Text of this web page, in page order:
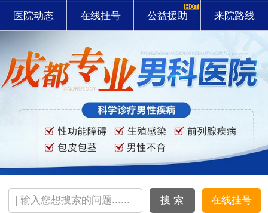
医院动态 在线挂号 公益援助 来院路线
搜 索 在线挂号